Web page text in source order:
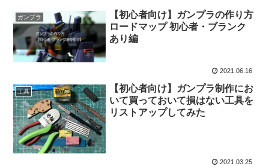
ガンプラ
【初心者向け】ガンプラの作り方
ロードマップ 初心者・ブランク
あり編
2021.06.16
工具
【初心者向け】ガンプラ制作にお
いて買っておいて損はない工具を
リストアップしてみた
2021.03.25